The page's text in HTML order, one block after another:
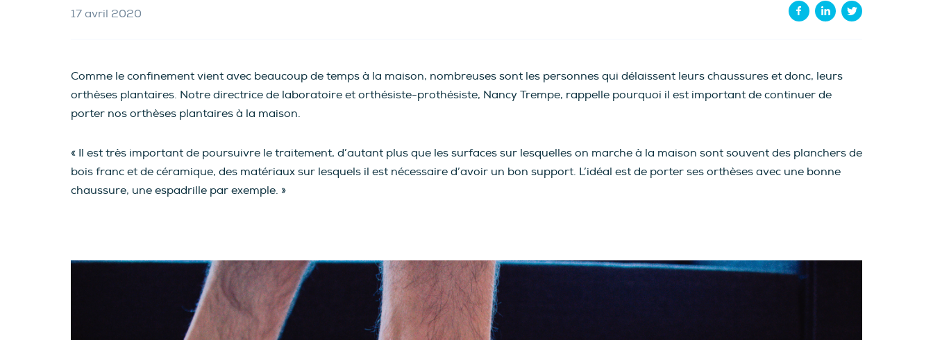
17 avril 2020
Comme le confinement vient avec beaucoup de temps à la maison, nombreuses sont les personnes qui délaissent leurs chaussures et donc, leurs
orthèses plantaires. Notre directrice de laboratoire et orthésiste-prothésiste, Nancy Trempe, rappelle pourquoi il est important de continuer de
porter nos orthèses plantaires à la maison.
« Il est très important de poursuivre le traitement, d’autant plus que les surfaces sur lesquelles on marche à la maison sont souvent des planchers de
bois franc et de céramique, des matériaux sur lesquels il est nécessaire d’avoir un bon support. L’idéal est de porter ses orthèses avec une bonne
chaussure, une espadrille par exemple. »